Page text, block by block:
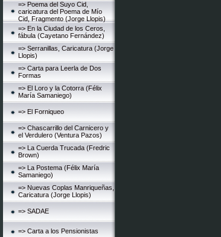
=> Poema del Suyo Cid,
caricatura del Poema de Mío
Cid, Fragmento (Jorge Llopis)
=> En la Ciudad de los Ceros,
fábula (Cayetano Fernández)
=> Serranillas, Caricatura (Jorge
Llopis)
=> Carta para Leerla de Dos
Formas
=> El Loro y la Cotorra (Félix
María Samaniego)
=> El Forniqueo
=> Chascarrillo del Carnicero y
el Verdulero (Ventura Pazos)
=> La Cuerda Trucada (Fredric
Brown)
=> La Postema (Félix María
Samaniego)
=> Nuevas Coplas Manriqueñas,
Caricatura (Jorge Llopis)
=> SADAE
=> Carta a los Pensionistas